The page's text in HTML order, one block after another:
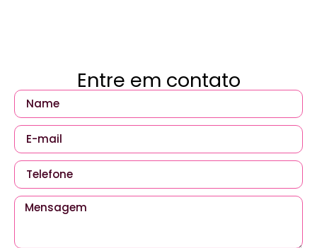
Entre em contato